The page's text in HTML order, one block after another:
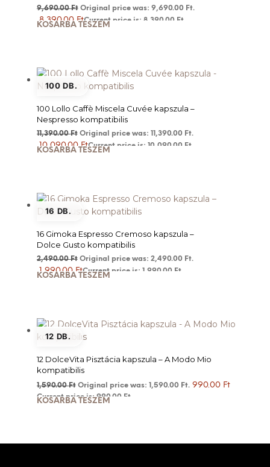
9,690.00Ft Original price was: 9,690.00 Ft.
8,390.00 FtCurrent price is: 8,390.00 Ft.
KOSÁRBA TESZEM
100 DB.
100 Lollo Caffè Miscela Cuvée kapszula –
Nespresso kompatibilis
11,390.00Ft Original price was: 11,390.00 Ft.
10,090.00FtCurrent price is: 10,090.00 Ft.
KOSÁRBA TESZEM
16 DB.
16 Gimoka Espresso Cremoso kapszula –
Dolce Gusto kompatibilis
2,490.00Ft Original price was: 2,490.00 Ft.
1,990.00FtCurrent price is: 1,990.00 Ft.
KOSÁRBA TESZEM
12 DB.
12 DolceVita Pisztácia kapszula – A Modo Mio
kompatibilis
1,590.00Ft Original price was: 1,590.00 Ft. 990.00 Ft
Current price is: 990.00 Ft.
KOSÁRBA TESZEM